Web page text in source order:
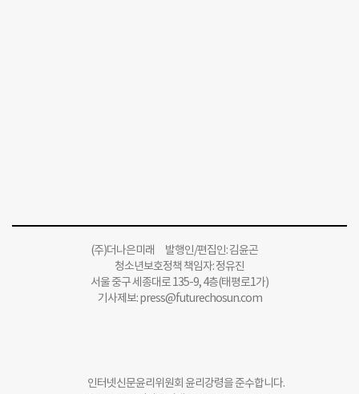
(주)더나은미래 발행인/편집인: 김윤곤
청소년보호정책 책임자: 정유진
서울 중구 세종대로 135-9, 4층(태평로1가)
기사제보:press@futurechosun.com
회사소개 개인정보처리방침 청소년보호정책 알립니다